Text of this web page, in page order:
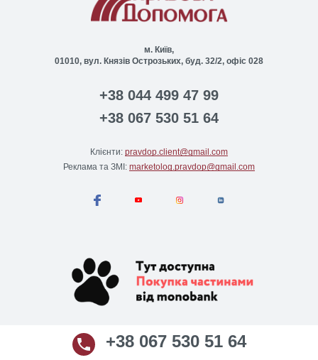
м. Київ,
01010, вул. Князів Острозьких, буд. 32/2, офіс 028
+38 044 499 47 99
+38 067 530 51 64
Клієнти: pravdop.client@gmail.com
Реклама та ЗМІ: marketolog.pravdop@gmail.com
+38 067 530 51 64